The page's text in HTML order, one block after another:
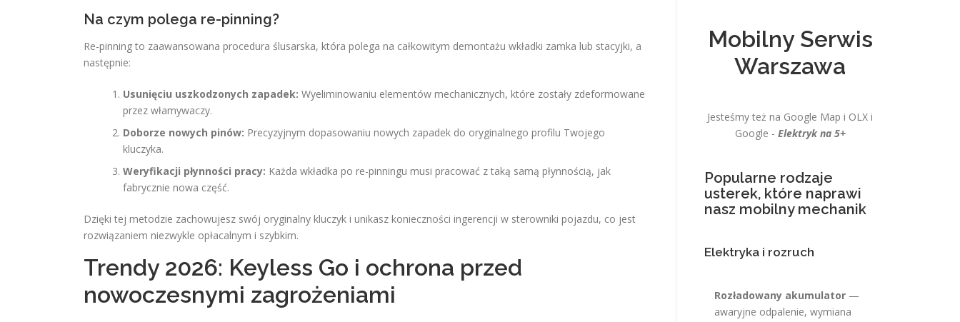
Na czym polega re-pinning?
Re-pinning to zaawansowana procedura ślusarska, która polega na całkowitym demontażu wkładki zamka lub stacyjki, a
następnie:
Usunięciu uszkodzonych zapadek: Wyeliminowaniu elementów mechanicznych, które zostały zdeformowane
przez włamywaczy.
Doborze nowych pinów: Precyzyjnym dopasowaniu nowych zapadek do oryginalnego profilu Twojego
kluczyka.
Weryfikacji płynności pracy: Każda wkładka po re-pinningu musi pracować z taką samą płynnością, jak
fabrycznie nowa część.
Dzięki tej metodzie zachowujesz swój oryginalny kluczyk i unikasz konieczności ingerencji w sterowniki pojazdu, co jest
rozwiązaniem niezwykle opłacalnym i szybkim.
Trendy 2026: Keyless Go i ochrona przed
nowoczesnymi zagrożeniami
Mobilny Serwis
Warszawa
Jesteśmy też na Google Map i OLX i
Google - Elektryk na 5+
Popularne rodzaje
usterek, które naprawi
nasz mobilny mechanik
Elektryka i rozruch
Rozładowany akumulator —
awaryjne odpalenie, wymiana